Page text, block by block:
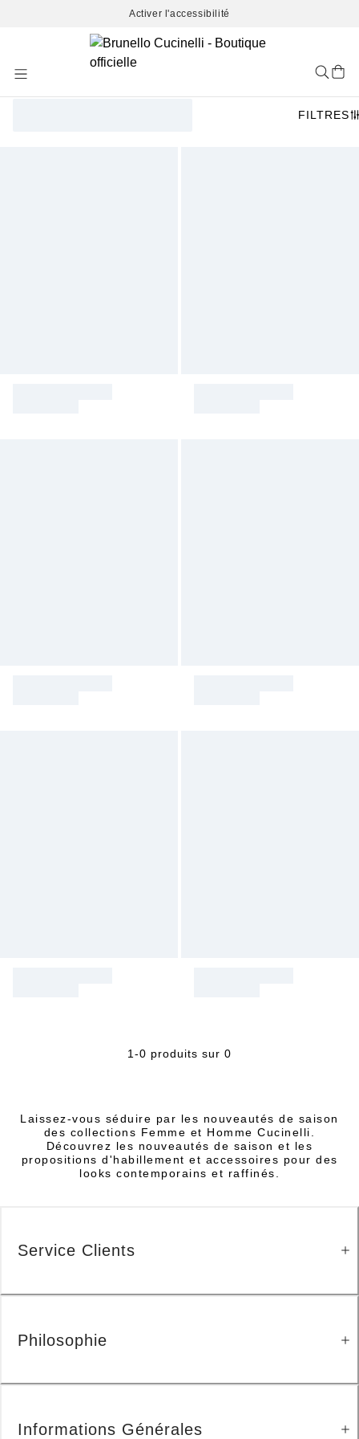
Activer l'accessibilité
Content
FILTRES
1-0 produits sur 0
Laissez-vous séduire par les nouveautés de saison
des collections Femme et Homme Cucinelli.
Découvrez les nouveautés de saison et les
propositions d'habillement et accessoires pour des
looks contemporains et raffinés.
Service Clients
Philosophie
Informations Générales